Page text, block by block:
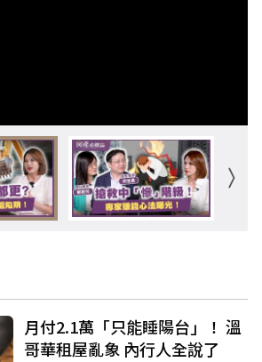
月付2.1萬「只能睡陽台」！ 溫
哥華租屋亂象 內行人全說了